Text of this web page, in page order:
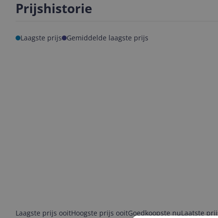
Prijshistorie
Laagste prijs Gemiddelde laagste prijs
Laagste prijs ooitHoogste prijs ooitGoedkoopste nuLaatste